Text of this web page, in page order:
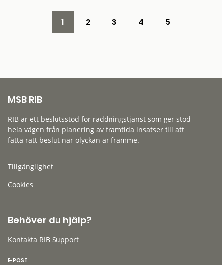
1 2 3 4 5
MSB RIB
RIB är ett beslutsstöd för räddningstjänst som ger stöd
hela vägen från planering av framtida insatser till att
fatta rätt beslut när olyckan är framme.
Tillgänglighet
Cookies
Behöver du hjälp?
Kontakta RIB Support
E-POST